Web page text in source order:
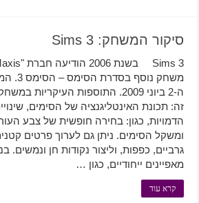
סיקור המשחק: Sims 3
משחק
ה-2 ביוני 2009. התוספות העיקריות
זה: תכונת האינטליגנציה של הסימים,
הדמויות, כגון: בחירה חופשית של צבע
ומשקל הסימים. ניתן גם לערוך פרטים
גרביים, כפפות, וליצור נקודות חן ונמשים.
מאפיינים ייחודיים, כגון …
קרא עוד